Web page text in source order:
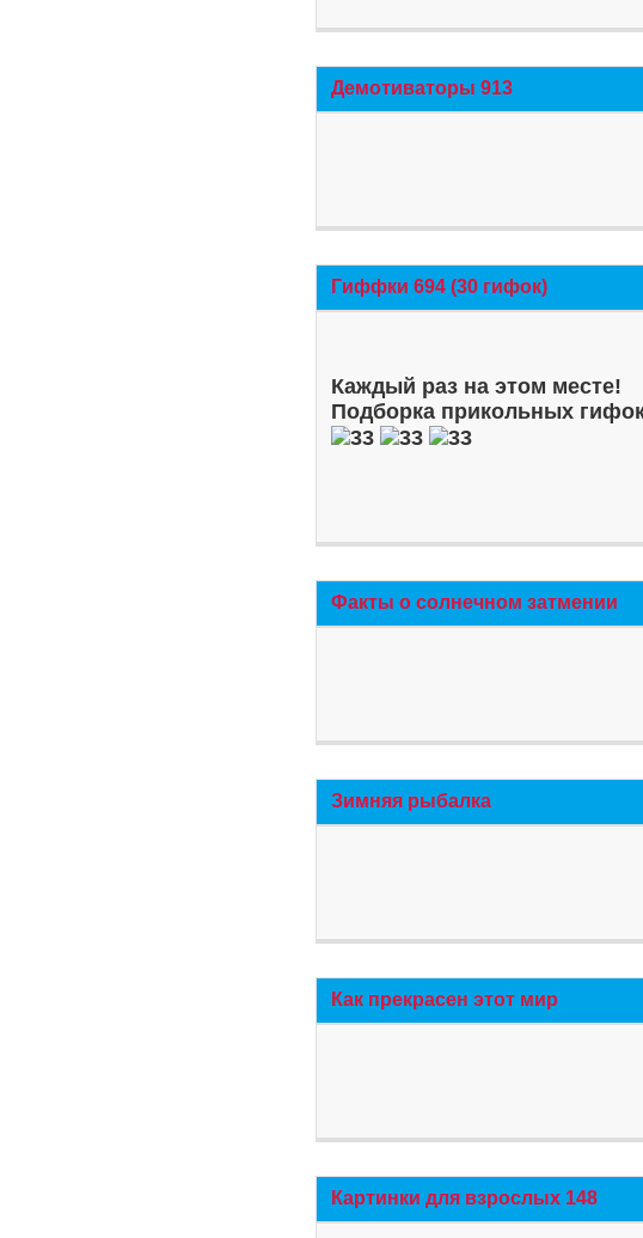
Демотиваторы 913
Гиффки 694 (30 гифок)
Каждый раз на этом месте!
Подборка прикольных
Факты о солнечном затмении
Зимняя рыбалка
Как прекрасен этот мир
Картинки для взрослых 148